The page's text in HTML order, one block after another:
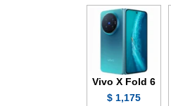
Vivo X Fold 6
1,175 $